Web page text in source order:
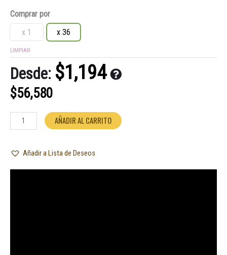
Comprar por
x 1
x 36
LIMPIAR
Desde: $1,194
$56,580
Mellizas
112gr
cantidad
AÑADIR AL CARRITO
Añadir a Lista de Deseos